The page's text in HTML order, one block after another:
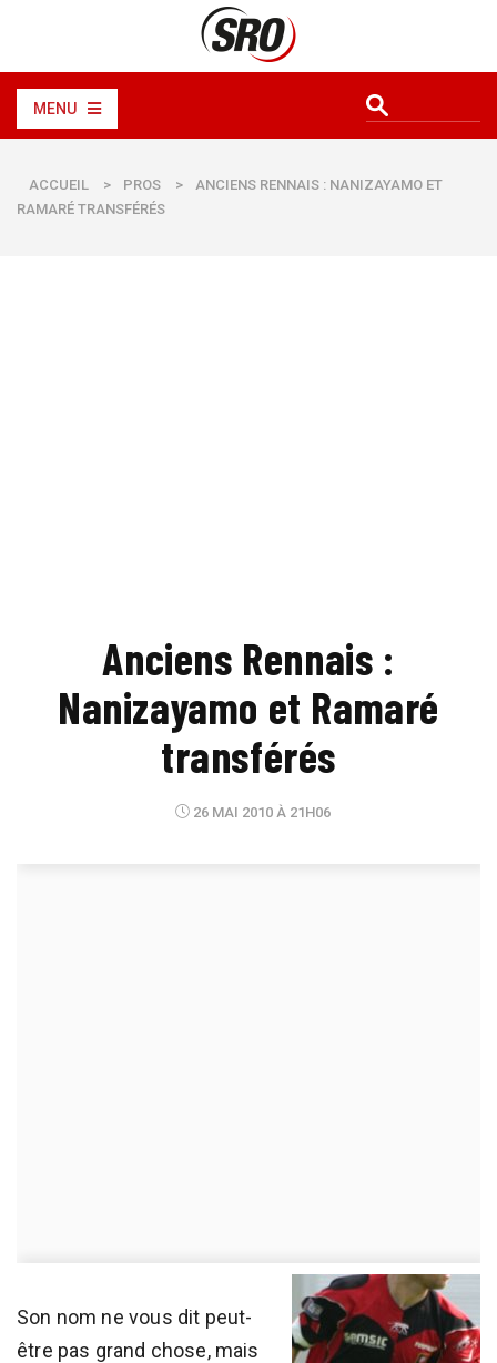
MENU
ACCUEIL > PROS >
ANCIENS RENNAIS : NANIZAYAMO ET
RAMARÉ TRANSFÉRÉS
Anciens Rennais :
Nanizayamo et Ramaré
transférés
26 MAI 2010 À 21H06
Son nom ne vous dit peut-
être pas grand chose, mais